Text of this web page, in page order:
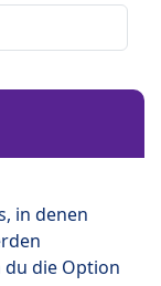
in denen
die Option